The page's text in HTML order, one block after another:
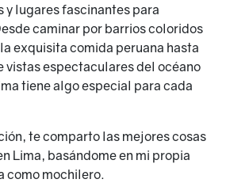
y lugares fascinantes para
caminar por barrios coloridos
exquisita comida peruana hasta
vistas espectaculares del océano
tiene algo especial para cada
te comparto las mejores cosas
Lima, basándome en mi propia
como mochilero.